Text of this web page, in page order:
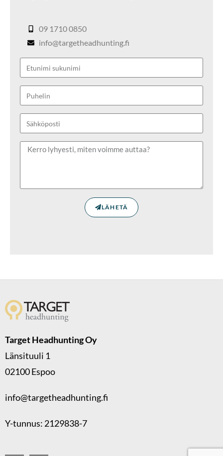
09 1710 0850
info@targetheadhunting.fi
LÄHETÄ
Target Headhunting Oy
Länsituuli 1
02100 Espoo
info@targetheadhunting.fi
Y-tunnus: 2129838-7